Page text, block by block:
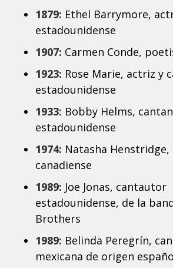
1879: Ethel Barrymore,
estadounidense
1907: Carmen Conde,
1923: Rose Marie, actriz y
estadounidense
1933: Bobby Helms,
estadounidense
1974: Natasha
canadiense
1989: Joe Jonas, cantautor
estadounidense, de la
Brothers
1989: Belinda Peregrín,
mexicana de origen